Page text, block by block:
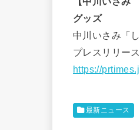
グッズ
中川いさみ「
プレスリリー
https://
最新ニュース